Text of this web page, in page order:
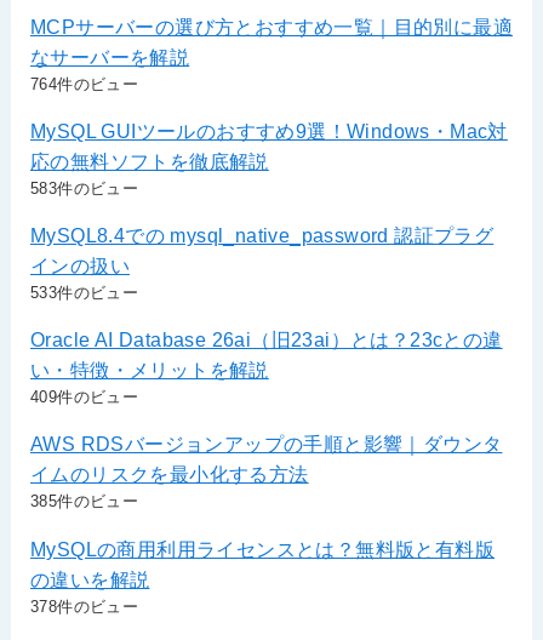
MCPサーバーの選び方とおすすめ一覧｜目的別に最適
なサーバーを解説
764件のビュー
MySQL GUIツールのおすすめ9選！Windows・Mac対
応の無料ソフトを徹底解説
583件のビュー
MySQL8.4での mysql_native_password 認証プラグ
インの扱い
533件のビュー
Oracle AI Database 26ai（旧23ai）とは？23cとの違
い・特徴・メリットを解説
409件のビュー
AWS RDSバージョンアップの手順と影響｜ダウンタ
イムのリスクを最小化する方法
385件のビュー
MySQLの商用利用ライセンスとは？無料版と有料版
の違いを解説
378件のビュー